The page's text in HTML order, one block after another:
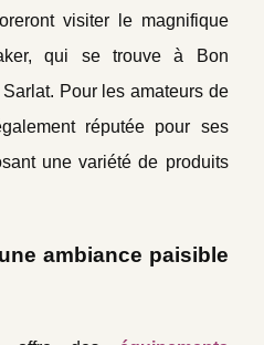
visiter le magnifique
qui se trouve à Bon
Pour les amateurs de
réputée pour ses
une variété de produits
ambiance paisible